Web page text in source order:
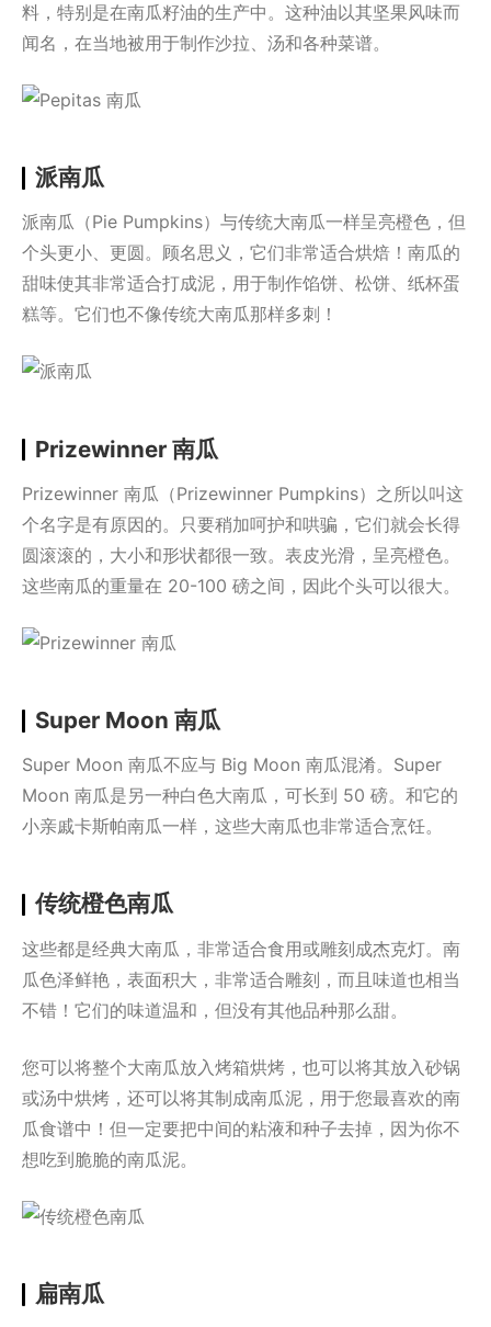
料，特别是在南瓜籽油的生产中。这种油以其坚果风味而
闻名，在当地被用于制作沙拉、汤和各种菜谱。
派南瓜
派南瓜（Pie Pumpkins）与传统大南瓜一样呈亮橙色，但
个头更小、更圆。顾名思义，它们非常适合烘焙！南瓜的
甜味使其非常适合打成泥，用于制作馅饼、松饼、纸杯蛋
糕等。它们也不像传统大南瓜那样多刺！
Prizewinner 南瓜
Prizewinner 南瓜（Prizewinner Pumpkins）之所以叫这
个名字是有原因的。只要稍加呵护和哄骗，它们就会长得
圆滚滚的，大小和形状都很一致。表皮光滑，呈亮橙色。
这些南瓜的重量在 20-100 磅之间，因此个头可以很大。
Super Moon 南瓜
Super Moon 南瓜不应与 Big Moon 南瓜混淆。Super
Moon 南瓜是另一种白色大南瓜，可长到 50 磅。和它的
小亲戚卡斯帕南瓜一样，这些大南瓜也非常适合烹饪。
传统橙色南瓜
这些都是经典大南瓜，非常适合食用或雕刻成杰克灯。南
瓜色泽鲜艳，表面积大，非常适合雕刻，而且味道也相当
不错！它们的味道温和，但没有其他品种那么甜。
您可以将整个大南瓜放入烤箱烘烤，也可以将其放入砂锅
或汤中烘烤，还可以将其制成南瓜泥，用于您最喜欢的南
瓜食谱中！但一定要把中间的粘液和种子去掉，因为你不
想吃到脆脆的南瓜泥。
扁南瓜